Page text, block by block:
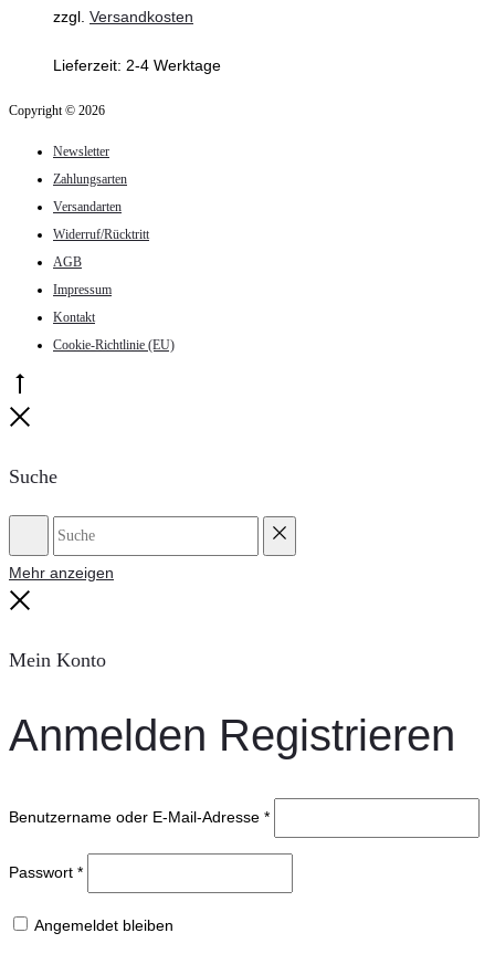
Produktseite
zzgl. Versandkosten
Lieferzeit: 2-4 Werktage
Copyright © 2026
Newsletter
Zahlungsarten
Versandarten
Widerruf/Rücktritt
AGB
Impressum
Kontakt
Cookie-Richtlinie (EU)
Suche
Suche
Mehr anzeigen
Mein Konto
Anmelden Registrieren
Benutzername oder E-Mail-Adresse *
Passwort *
Angemeldet bleiben